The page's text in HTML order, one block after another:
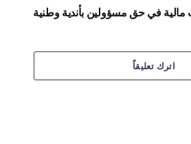
في حق مسؤولين بأندية وطنية
اترك تعليقاً